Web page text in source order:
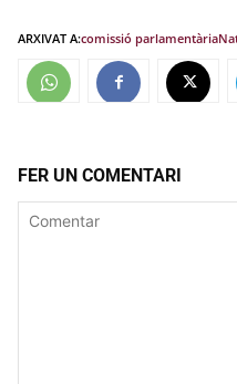
ARXIVAT A:comissió parlamentària
FER UN COMENTARI